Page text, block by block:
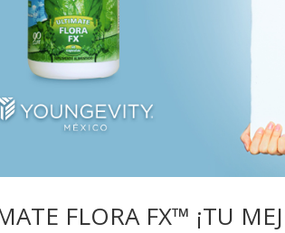
FLORA FX™ ¡TU